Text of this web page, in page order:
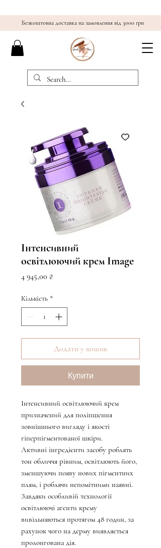
Безкоштовна доставка на замовлення від 3000 грн
Інтенсивний
освітлюючий крем Image
4 945,00 ₴
Кількість *
Додати у кошик
Купити
Інтенсивний освітлюючий крем
призначений для поліпшення
зовнішнього вигляду і якості
гіперпігментованої шкіри.
Активні інгредієнти засобу роблять
тон обличчя рівним, освітлюють його,
зменшуючи появу нових пігментних
плям, і роблячи непомітними наявні.
Завдяки особливій технології
освітлюючі агенти крему
вивільняються протягом 48 годин, за
рахунок чого на дерму виявляється
пролонгована дія.